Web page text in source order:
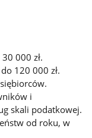
000 zł.
120 000 zł.
i
skali podatkowej.
od roku, w